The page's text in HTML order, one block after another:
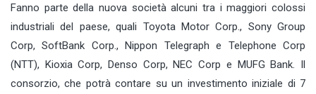
Fanno parte della nuova società alcuni tra i maggiori colossi
industriali del paese, quali Toyota Motor Corp., Sony Group
Corp, SoftBank Corp., Nippon Telegraph e Telephone Corp
(NTT), Kioxia Corp, Denso Corp, NEC Corp e MUFG Bank. Il
consorzio, che potrà contare su un investimento iniziale di 7